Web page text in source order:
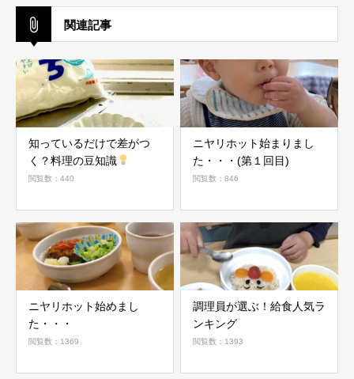
関連記事
知っているだけで差がつ
く？料理の豆知識
閲覧数：440
ニヤリホット始まりまし
た・・・(第１回目)
閲覧数：846
ニヤリホット始めまし
た・・・
閲覧数：1369
調理員が選ぶ！給食人気ラ
ンキング
閲覧数：1393